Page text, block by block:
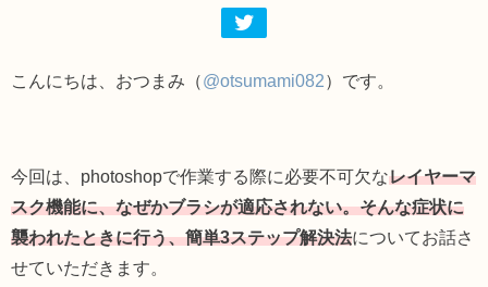
こんにちは、おつまみ（@otsumami082）です。
今回は、photoshopで作業する際に必要不可欠なレイヤーマ
スク機能に、なぜかブラシが適応されない。そんな症状に
襲われたときに行う、簡単3ステップ解決法についてお話さ
せていただきます。